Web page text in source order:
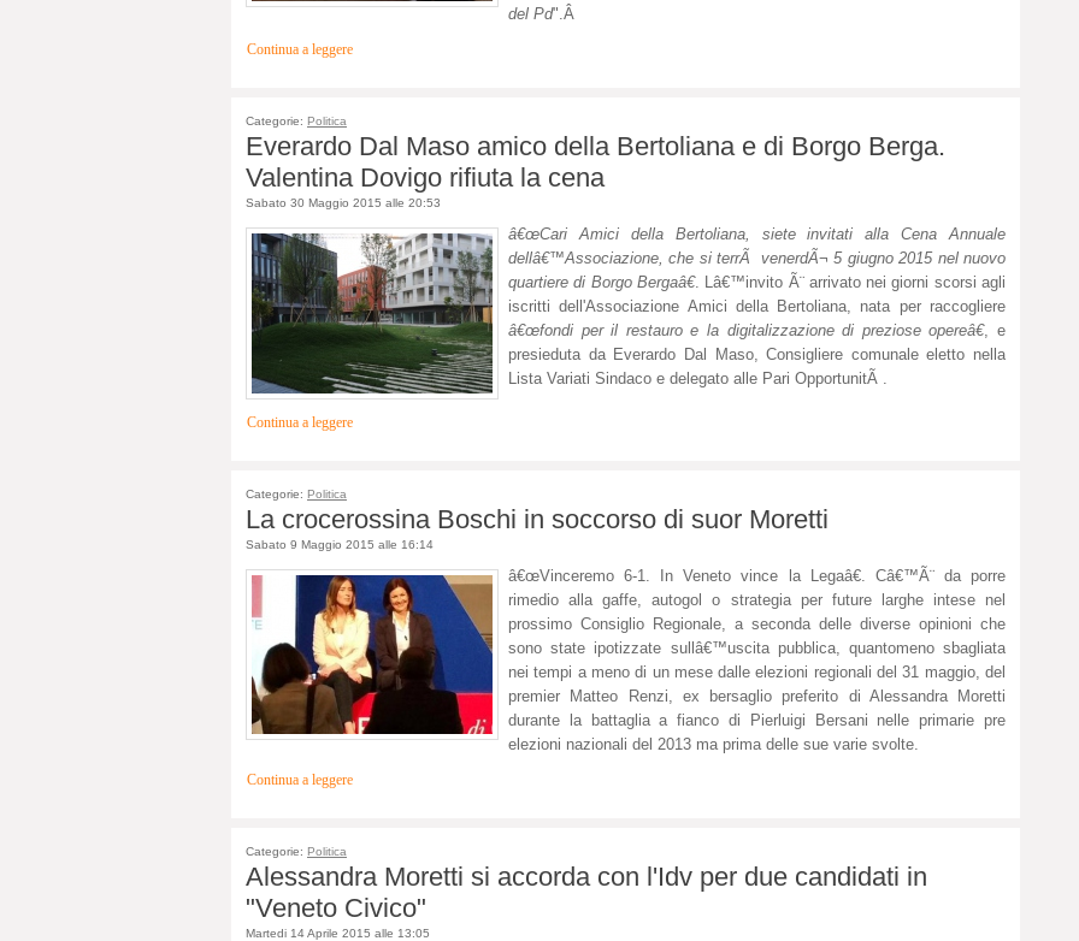
del Pd".Â
Continua a leggere
Categorie: Politica
Everardo Dal Maso amico della Bertoliana e di Borgo Berga.
Valentina Dovigo rifiuta la cena
Sabato 30 Maggio 2015 alle 20:53
â€œCari Amici della Bertoliana, siete invitati alla Cena Annuale
dellâ€™Associazione, che si terrÃ venerdÃ¬ 5 giugno 2015 nel nuovo
quartiere di Borgo Bergaâ€. Lâ€™invito Ã¨ arrivato nei giorni scorsi agli
iscritti dell'Associazione Amici della Bertoliana, nata per raccogliere
â€œfondi per il restauro e la digitalizzazione di preziose opereâ€, e
presieduta da Everardo Dal Maso, Consigliere comunale eletto nella
Lista Variati Sindaco e delegato alle Pari OpportunitÃ .
Continua a leggere
Categorie: Politica
La crocerossina Boschi in soccorso di suor Moretti
Sabato 9 Maggio 2015 alle 16:14
â€œVinceremo 6-1. In Veneto vince la Legaâ€. Câ€™Ã¨ da porre
rimedio alla gaffe, autogol o strategia per future larghe intese nel
prossimo Consiglio Regionale, a seconda delle diverse opinioni che
sono state ipotizzate sullâ€™uscita pubblica, quantomeno sbagliata
nei tempi a meno di un mese dalle elezioni regionali del 31 maggio, del
premier Matteo Renzi, ex bersaglio preferito di Alessandra Moretti
durante la battaglia a fianco di Pierluigi Bersani nelle primarie pre
elezioni nazionali del 2013 ma prima delle sue varie svolte.
Continua a leggere
Categorie: Politica
Alessandra Moretti si accorda con l'Idv per due candidati in
"Veneto Civico"
Martedi 14 Aprile 2015 alle 13:05